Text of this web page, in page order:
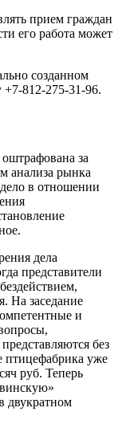
прием граждан
его работа может
созданном
812-275-31-96.
за
анализа рынка
в отношении
дела
представители
На заседание
и
без
птицефабрика уже
руб. Теперь
двукратном